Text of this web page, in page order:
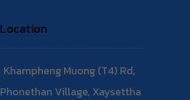
Location
Khampheng Muong (T4) Rd,
Phonethan Village, Xaysettha